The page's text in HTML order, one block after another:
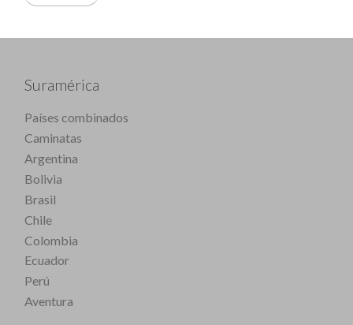
Suramérica
Países combinados
Caminatas
Argentina
Bolivia
Brasil
Chile
Colombia
Ecuador
Perú
Aventura